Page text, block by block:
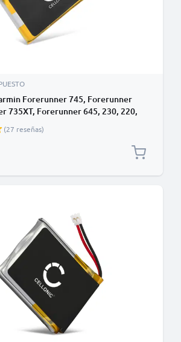
Forerunner 745, Forerunner
735XT, Forerunner 645, 230, 220,
Batería para Smartwatch Garmin 361-
de CELLONIC
(27 reseñas)